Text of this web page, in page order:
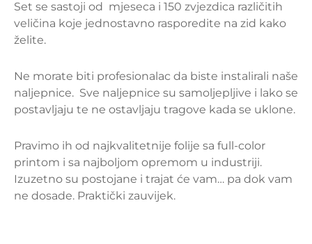
Set se sastoji od mjeseca i 150 zvjezdica različitih
veličina koje jednostavno rasporedite na zid kako
želite.
Ne morate biti profesionalac da biste instalirali naše
naljepnice. Sve naljepnice su samoljepljive i lako se
postavljaju te ne ostavljaju tragove kada se uklone.
Pravimo ih od najkvalitetnije folije sa full-color
printom i sa najboljom opremom u industriji.
Izuzetno su postojane i trajat će vam… pa dok vam
ne dosade. Praktički zauvijek.